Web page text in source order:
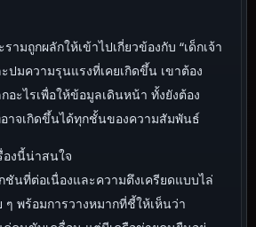
ามถูกผลักให้เข้าไปเกี่ยวข้องกับ “เด็กเจ้า
ปมความรุนแรงที่เคยเกิดขึ้น เขาต้อง
อะไรเพื่อให้ข้อมูลเดินหน้า ทั้งยังต้อง
าจเกิดขึ้นได้ทุกชั้นของความสัมพันธ์
องนี้น่าสนใจ
ชันที่ต่อเนื่องและความตึงเครียดแบบไล่
ๆ พร้อมการวางหมากที่ชี้ให้เห็นว่า